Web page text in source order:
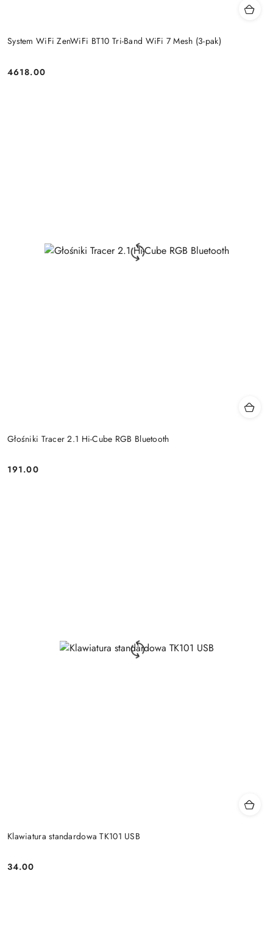
System WiFi ZenWiFi BT10 Tri-Band WiFi 7 Mesh (3-pak)
Price:
4618.00
Głośniki Tracer 2.1 Hi-Cube RGB Bluetooth
Price:
191.00
Klawiatura standardowa TK101 USB
Price:
34.00